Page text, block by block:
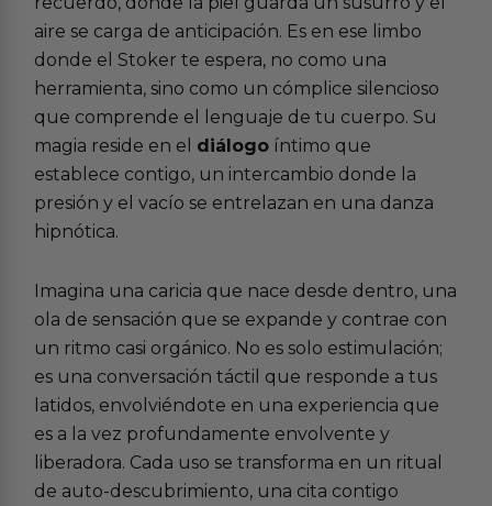
aire se carga de anticipación. Es en ese limbo
donde el Stoker te espera, no como una
herramienta, sino como un cómplice silencioso
que comprende el lenguaje de tu cuerpo. Su
magia reside en el diálogo íntimo que
establece contigo, un intercambio donde la
presión y el vacío se entrelazan en una danza
hipnótica.
Imagina una caricia que nace desde dentro, una
ola de sensación que se expande y contrae con
un ritmo casi orgánico. No es solo estimulación;
es una conversación táctil que responde a tus
latidos, envolviéndote en una experiencia que
es a la vez profundamente envolvente y
liberadora. Cada uso se transforma en un ritual
de auto-descubrimiento, una cita contigo